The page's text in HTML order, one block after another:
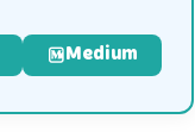
Medium